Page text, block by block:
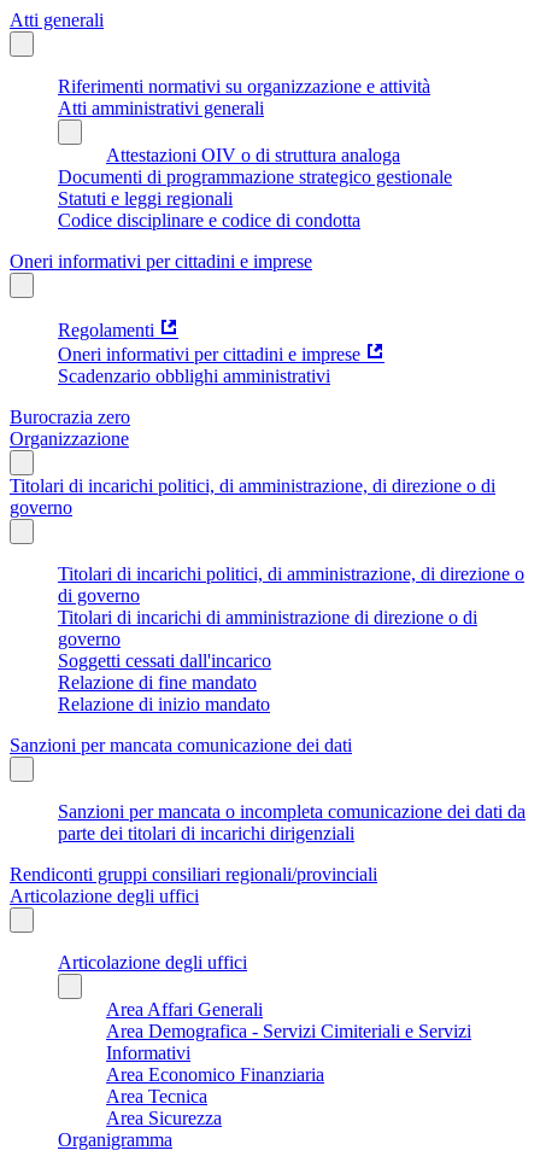
Atti generali
Riferimenti normativi su organizzazione e attività
Atti amministrativi generali
Attestazioni OIV o di struttura analoga
Documenti di programmazione strategico gestionale
Statuti e leggi regionali
Codice disciplinare e codice di condotta
Oneri informativi per cittadini e imprese
Regolamenti
Oneri informativi per cittadini e imprese
Scadenzario obblighi amministrativi
Burocrazia zero
Organizzazione
Titolari di incarichi politici, di amministrazione, di direzione o di
governo
Titolari di incarichi politici, di amministrazione, di direzione o
di governo
Titolari di incarichi di amministrazione di direzione o di
governo
Soggetti cessati dall'incarico
Relazione di fine mandato
Relazione di inizio mandato
Sanzioni per mancata comunicazione dei dati
Sanzioni per mancata o incompleta comunicazione dei dati da
parte dei titolari di incarichi dirigenziali
Rendiconti gruppi consiliari regionali/provinciali
Articolazione degli uffici
Articolazione degli uffici
Area Affari Generali
Area Demografica - Servizi Cimiteriali e Servizi
Informativi
Area Economico Finanziaria
Area Tecnica
Area Sicurezza
Organigramma